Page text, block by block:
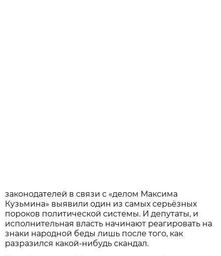
законодателей в связи с «делом Максима
Кузьмина» выявили один из самых серьёзных
пороков политической системы. И депутаты, и
исполнительная власть начинают реагировать на
знаки народной беды лишь после того, как
разразился какой-нибудь скандал.